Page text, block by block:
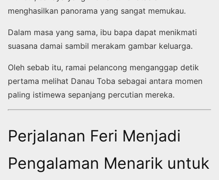
menghasilkan panorama yang sangat memukau.
Dalam masa yang sama, ibu bapa dapat menikmati
suasana damai sambil merakam gambar keluarga.
Oleh sebab itu, ramai pelancong menganggap detik
pertama melihat Danau Toba sebagai antara momen
paling istimewa sepanjang percutian mereka.
Perjalanan Feri Menjadi
Pengalaman Menarik untuk